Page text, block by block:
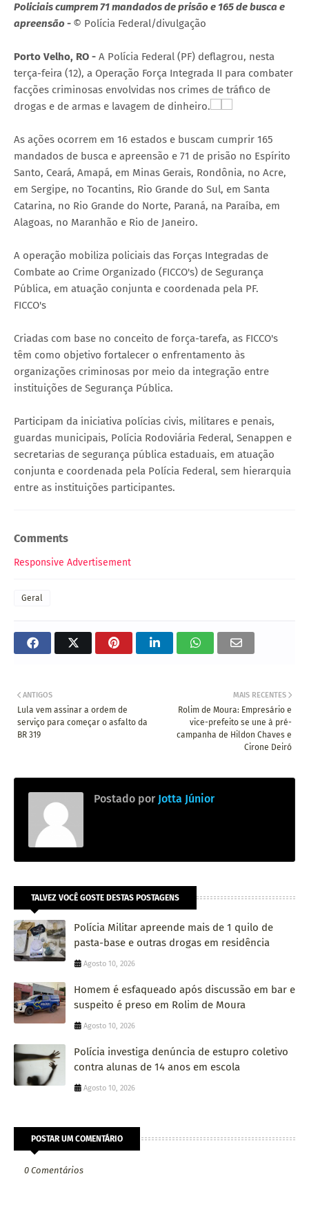
Policiais cumprem 71 mandados de prisão e 165 de busca e
apreensão - © Polícia Federal/divulgação
Porto Velho, RO - A Polícia Federal (PF) deflagrou, nesta
terça-feira (12), a Operação Força Integrada II para combater
facções criminosas envolvidas nos crimes de tráfico de
drogas e de armas e lavagem de dinheiro.
As ações ocorrem em 16 estados e buscam cumprir 165
mandados de busca e apreensão e 71 de prisão no Espírito
Santo, Ceará, Amapá, em Minas Gerais, Rondônia, no Acre,
em Sergipe, no Tocantins, Rio Grande do Sul, em Santa
Catarina, no Rio Grande do Norte, Paraná, na Paraíba, em
Alagoas, no Maranhão e Rio de Janeiro.
A operação mobiliza policiais das Forças Integradas de
Combate ao Crime Organizado (FICCO's) de Segurança
Pública, em atuação conjunta e coordenada pela PF.
FICCO's
Criadas com base no conceito de força-tarefa, as FICCO's
têm como objetivo fortalecer o enfrentamento às
organizações criminosas por meio da integração entre
instituições de Segurança Pública.
Participam da iniciativa polícias civis, militares e penais,
guardas municipais, Polícia Rodoviária Federal, Senappen e
secretarias de segurança pública estaduais, em atuação
conjunta e coordenada pela Polícia Federal, sem hierarquia
entre as instituições participantes.
Comments
Responsive Advertisement
Geral
MAIS RECENTES
Rolim de Moura: Empresário e
vice-prefeito se une à pré-
campanha de Hildon Chaves e
Cirone Deiró
ANTIGOS
Lula vem assinar a ordem de
serviço para começar o asfalto da
BR 319
Postado por Jotta Júnior
TALVEZ VOCÊ GOSTE DESTAS POSTAGENS
Polícia Militar apreende mais de 1 quilo de
pasta-base e outras drogas em residência
Agosto 10, 2026
Homem é esfaqueado após discussão em bar e
suspeito é preso em Rolim de Moura
Agosto 10, 2026
Polícia investiga denúncia de estupro coletivo
contra alunas de 14 anos em escola
Agosto 10, 2026
POSTAR UM COMENTÁRIO
0 Comentários